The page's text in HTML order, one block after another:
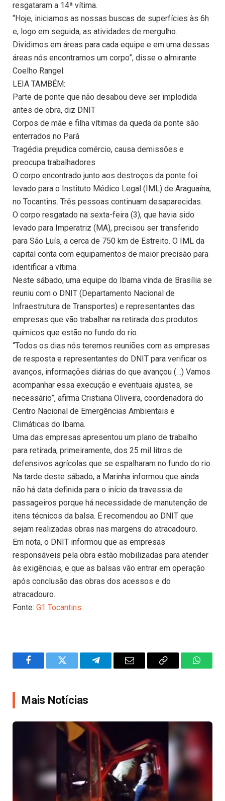
resgataram a 14ª vítima.
“Hoje, iniciamos as nossas buscas de superfícies às 6h
e, logo em seguida, as atividades de mergulho.
Dividimos em áreas para cada equipe e em uma dessas
áreas nós encontramos um corpo”, disse o almirante
Coelho Rangel.
LEIA TAMBÉM:
Parte de ponte que não desabou deve ser implodida
antes de obra, diz DNIT
Corpos de mãe e filha vítimas da queda da ponte são
enterrados no Pará
Tragédia prejudica comércio, causa demissões e
preocupa trabalhadores
O corpo encontrado junto aos destroços da ponte foi
levado para o Instituto Médico Legal (IML) de Araguaína,
no Tocantins. Três pessoas continuam desaparecidas.
O corpo resgatado na sexta-feira (3), que havia sido
levado para Imperatriz (MA), precisou ser transferido
para São Luís, a cerca de 750 km de Estreito. O IML da
capital conta com equipamentos de maior precisão para
identificar a vítima.
Neste sábado, uma equipe do Ibama vinda de Brasília se
reuniu com o DNIT (Departamento Nacional de
Infraestrutura de Transportes) e representantes das
empresas que vão trabalhar na retirada dos produtos
químicos que estão no fundo do rio.
“Todos os dias nós teremos reuniões com as empresas
de resposta e representantes do DNIT para verificar os
avanços, informações diárias do que avançou (…) Vamos
acompanhar essa execução e eventuais ajustes, se
necessário”, afirma Cristiana Oliveira, coordenadora do
Centro Nacional de Emergências Ambientais e
Climáticas do Ibama.
Uma das empresas apresentou um plano de trabalho
para retirada, primeiramente, dos 25 mil litros de
defensivos agrícolas que se espalharam no fundo do rio.
Na tarde deste sábado, a Marinha informou que ainda
não há data definida para o início da travessia de
passageiros porque há necessidade de manutenção de
itens técnicos da balsa. E recomendou ao DNIT que
sejam realizadas obras nas margens do atracadouro.
Em nota, o DNIT informou que as empresas
responsáveis pela obra estão mobilizadas para atender
às exigências, e que as balsas vão entrar em operação
após conclusão das obras dos acessos e do
atracadouro.
Fonte: G1 Tocantins
FacebookTwitter TelegramEmail
Copy
Mais Notícias